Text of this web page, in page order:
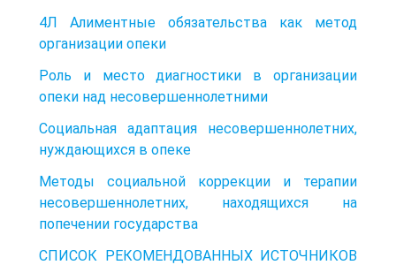
4Л Алиментные обязательства как метод
организации опеки
Роль и место диагностики в организации
опеки над несовершеннолетними
Социальная адаптация несовершеннолетних,
нуждающихся в опеке
Методы социальной коррекции и терапии
несовершеннолетних, находящихся на
попечении государства
СПИСОК РЕКОМЕНДОВАННЫХ ИСТОЧНИКОВ